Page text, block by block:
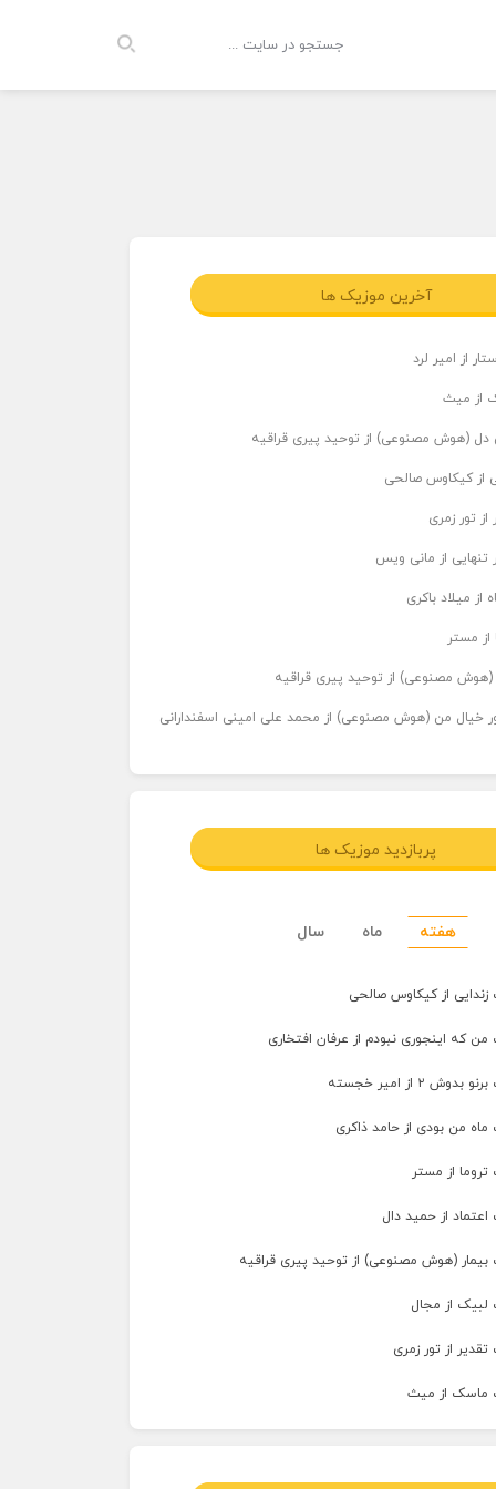
آخرین موزیک ها
از امیر لرد
از میث
دل (هوش مصنوعی) از توحید پیری قراقیه
از کیکاوس صالحی
تور زمری
تنهایی از مانی ویس
از میلاد باکری
از مستر
(هوش مصنوعی) از توحید پیری قراقیه
خیال من (هوش مصنوعی) از محمد علی امینی اسفندارانی
پربازدید موزیک ها
هفته ماه سال
زندایی از کیکاوس صالحی
من که اینجوری نبودم از عرفان افتخاری
۲ از امیر خجسته
ماه من بودی از حامد ذاکری
تروما از مستر
اعتماد از حمید دال
بیمار (هوش مصنوعی) از توحید پیری قراقیه
لبیک از مجال
از تور زمری
ماسک از میث